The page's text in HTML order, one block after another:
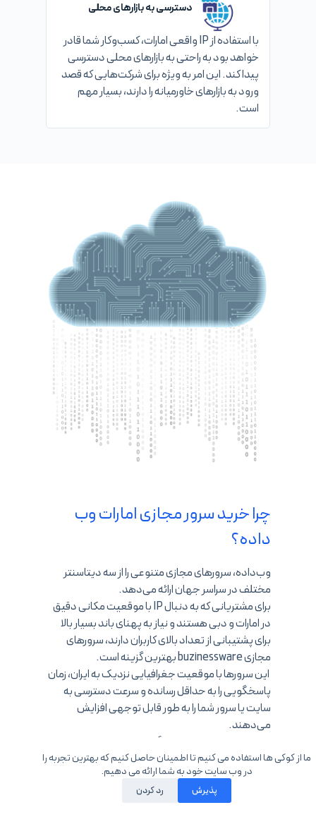
ما از کوکی ها استفاده می کنیم تا اطمینان حاصل کنیم که بهترین تجربه را
در وب سایت خود به شما ارائه می دهیم.
پذیرش رد کردن
دسترسی به بازارهای محلی
با استفاده از IP واقعی امارات، کسب‌وکار شما قادر
خواهد بود به راحتی به بازارهای محلی دسترسی
پیدا کند. این امر به ویژه برای شرکت‌هایی که قصد
ورود به بازارهای خاورمیانه را دارند، بسیار مهم
است.
چرا خرید سرور مجازی امارات وب
داده؟
وب‌داده، سرورهای مجازی متنوعی را از سه دیتاسنتر
مختلف در سراسر جهان ارائه می‌دهد.
برای مشتریانی که به دنبال IP با موقعیت مکانی دقیق
در امارات و دبی هستند و نیاز به پهنای باند بسیار بالا
برای پشتیبانی از تعداد بالای کاربران دارند، سرورهای
مجازی buzinessware بهترین گزینه است.
این سرورها با موقعیت جغرافیایی نزدیک به ایران، زمان
پاسخگویی را به حداقل رسانده و سرعت دسترسی به
سایت یا سرور شما را به طور قابل توجهی افزایش
می‌دهند.
شما می‌توانید از بین طیف گسترده‌ای از سیستم‌عامل‌ها
مانند لینوکس، ویندوز و میکروتیک، سیستم‌عامل مورد
نظر خود را انتخاب کنید.